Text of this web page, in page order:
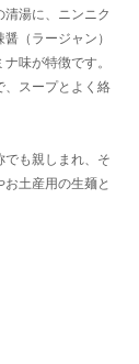
湯に、ニンニク
（ラージャン）
味が特徴です。
、スープとよく絡
でも親しまれ、そ
土産用の生麺と